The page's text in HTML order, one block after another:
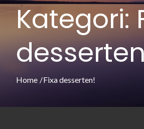
Kategori:
Home Fixa desserten!